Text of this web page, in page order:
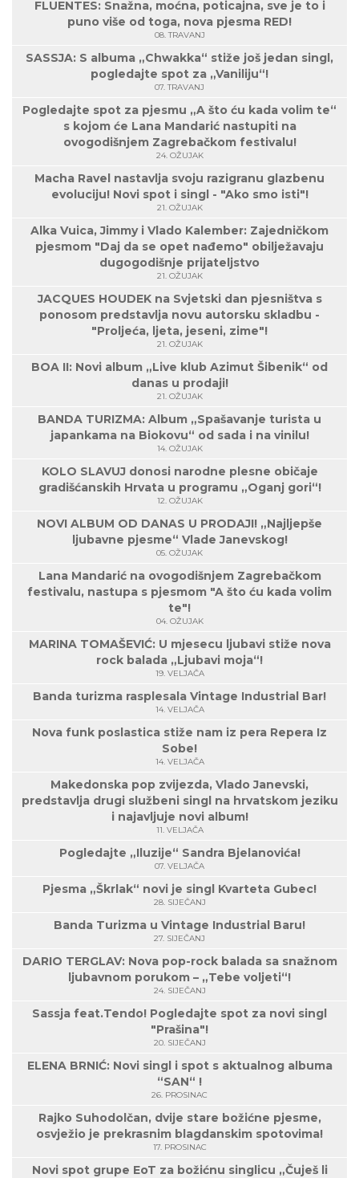
FLUENTES: Snažna, moćna, poticajna, sve je to i
puno više od toga, nova pjesma RED!
08. TRAVANJ
SASSJA: S albuma „Chwakka“ stiže još jedan singl,
pogledajte spot za „Vaniliju“!
07. TRAVANJ
Pogledajte spot za pjesmu „A što ću kada volim te“
s kojom će Lana Mandarić nastupiti na
ovogodišnjem Zagrebačkom festivalu!
24. OŽUJAK
Macha Ravel nastavlja svoju razigranu glazbenu
evoluciju! Novi spot i singl - "Ako smo isti"!
21. OŽUJAK
Alka Vuica, Jimmy i Vlado Kalember: Zajedničkom
pjesmom "Daj da se opet nađemo" obilježavaju
dugogodišnje prijateljstvo
21. OŽUJAK
JACQUES HOUDEK na Svjetski dan pjesništva s
ponosom predstavlja novu autorsku skladbu -
"Proljeća, ljeta, jeseni, zime"!
21. OŽUJAK
BOA II: Novi album „Live klub Azimut Šibenik“ od
danas u prodaji!
21. OŽUJAK
BANDA TURIZMA: Album „Spašavanje turista u
japankama na Biokovu“ od sada i na vinilu!
14. OŽUJAK
KOLO SLAVUJ donosi narodne plesne običaje
gradišćanskih Hrvata u programu „Oganj gori“!
12. OŽUJAK
NOVI ALBUM OD DANAS U PRODAJI! „Najljepše
ljubavne pjesme“ Vlade Janevskog!
05. OŽUJAK
Lana Mandarić na ovogodišnjem Zagrebačkom
festivalu, nastupa s pjesmom "A što ću kada volim
te"!
04. OŽUJAK
MARINA TOMAŠEVIĆ: U mjesecu ljubavi stiže nova
rock balada „Ljubavi moja“!
19. VELJAČA
Banda turizma rasplesala Vintage Industrial Bar!
14. VELJAČA
Nova funk poslastica stiže nam iz pera Repera Iz
Sobe!
14. VELJAČA
Makedonska pop zvijezda, Vlado Janevski,
predstavlja drugi službeni singl na hrvatskom jeziku
i najavljuje novi album!
11. VELJAČA
Pogledajte „Iluzije“ Sandra Bjelanovića!
07. VELJAČA
Pjesma „Škrlak“ novi je singl Kvarteta Gubec!
28. SIJEČANJ
Banda Turizma u Vintage Industrial Baru!
27. SIJEČANJ
DARIO TERGLAV: Nova pop-rock balada sa snažnom
ljubavnom porukom – „Tebe voljeti“!
24. SIJEČANJ
Sassja feat.Tendo! Pogledajte spot za novi singl
"Prašina"!
20. SIJEČANJ
ELENA BRNIĆ: Novi singl i spot s aktualnog albuma
“SAN“ !
26. PROSINAC
Rajko Suhodolčan, dvije stare božićne pjesme,
osvježio je prekrasnim blagdanskim spotovima!
17. PROSINAC
Novi spot grupe EoT za božićnu singlicu „Čuješ li